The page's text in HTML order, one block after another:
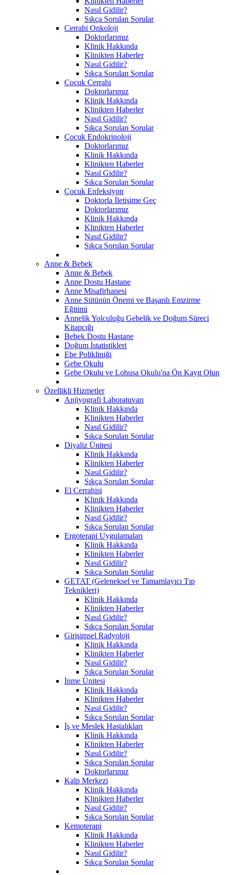
Nasıl Gidilir?
Sıkça Sorulan Sorular
Cerrahi Onkoloji
Doktorlarımız
Klinik Hakkında
Klinikten Haberler
Nasıl Gidilir?
Sıkça Sorulan Sorular
Çocuk Cerrahi
Doktorlarımız
Klinik Hakkında
Klinikten Haberler
Nasıl Gidilir?
Sıkça Sorulan Sorular
Çocuk Endokrinoloji
Doktorlarımız
Klinik Hakkında
Klinikten Haberler
Nasıl Gidilir?
Sıkça Sorulan Sorular
Çocuk Enfeksiyon
Doktorla İletişime Geç
Doktorlarımız
Klinik Hakkında
Klinikten Haberler
Nasıl Gidilir?
Sıkça Sorulan Sorular
Anne & Bebek
Anne & Bebek
Anne Dostu Hastane
Anne Misafirhanesi
Anne Sütünün Önemi ve Başarılı Emzirme
Eğitimi
Annelik Yolculuğu Gebelik ve Doğum Süreci
Kitapçığı
Bebek Dostu Hastane
Doğum İstatistikleri
Ebe Polikliniği
Gebe Okulu
Gebe Okulu ve Lohusa Okulu'na Ön Kayıt Olun
Özellikli Hizmetler
Anjiyografi Laboratuvarı
Klinik Hakkında
Klinikten Haberler
Nasıl Gidilir?
Sıkça Sorulan Sorular
Diyaliz Ünitesi
Klinik Hakkında
Klinikten Haberler
Nasıl Gidilir?
Sıkça Sorulan Sorular
El Cerrahisi
Klinik Hakkında
Klinikten Haberler
Nasıl Gidilir?
Sıkça Sorulan Sorular
Ergoterapi Uygulamaları
Klinik Hakkında
Klinikten Haberler
Nasıl Gidilir?
Sıkça Sorulan Sorular
GETAT (Geleneksel ve Tamamlayıcı Tıp
Teknikleri)
Klinik Hakkında
Klinikten Haberler
Nasıl Gidilir?
Sıkça Sorulan Sorular
Girişimsel Radyoloji
Klinik Hakkında
Klinikten Haberler
Nasıl Gidilir?
Sıkça Sorulan Sorular
İnme Ünitesi
Klinik Hakkında
Klinikten Haberler
Nasıl Gidilir?
Sıkça Sorulan Sorular
İş ve Meslek Hastalıkları
Klinik Hakkında
Klinikten Haberler
Nasıl Gidilir?
Sıkça Sorulan Sorular
Doktorlarımız
Kalp Merkezi
Klinik Hakkında
Klinikten Haberler
Nasıl Gidilir?
Sıkça Sorulan Sorular
Kemoterapi
Klinik Hakkında
Klinikten Haberler
Nasıl Gidilir?
Sıkça Sorulan Sorular